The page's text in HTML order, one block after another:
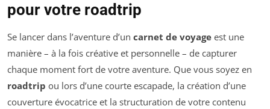
pour votre roadtrip
Se lancer dans l’aventure d’un carnet de voyage est une
manière – à la fois créative et personnelle – de capturer
chaque moment fort de votre aventure. Que vous soyez en
roadtrip ou lors d’une courte escapade, la création d’une
couverture évocatrice et la structuration de votre contenu